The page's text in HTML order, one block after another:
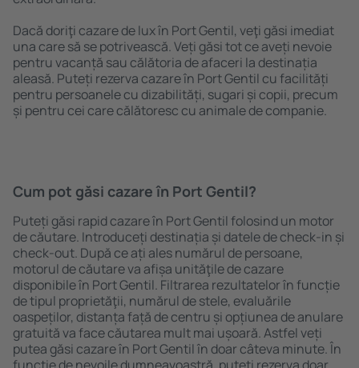
Dacă doriţi cazare de lux în Port Gentil, veţi găsi imediat
una care să se potrivească. Veți găsi tot ce aveți nevoie
pentru vacanță sau călătoria de afaceri la destinația
aleasă. Puteți rezerva cazare în Port Gentil cu facilități
pentru persoanele cu dizabilități, sugari și copii, precum
și pentru cei care călătoresc cu animale de companie.
Cum pot găsi cazare în Port Gentil?
Puteți găsi rapid cazare în Port Gentil folosind un motor
de căutare. Introduceți destinația și datele de check-in și
check-out. După ce ați ales numărul de persoane,
motorul de căutare va afișa unităţile de cazare
disponibile în Port Gentil. Filtrarea rezultatelor în funcție
de tipul proprietăţii, numărul de stele, evaluările
oaspeților, distanța față de centru și opțiunea de anulare
gratuită va face căutarea mult mai ușoară. Astfel veți
putea găsi cazare în Port Gentil în doar câteva minute. În